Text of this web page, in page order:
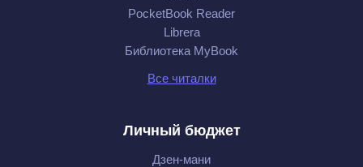
PocketBook Reader
Librera
Библиотека MyBook
Все читалки
Личный бюджет
Дзен-мани